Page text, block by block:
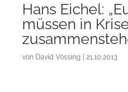
Hans Eichel:
müssen in
von David Vössing 21.10.2013